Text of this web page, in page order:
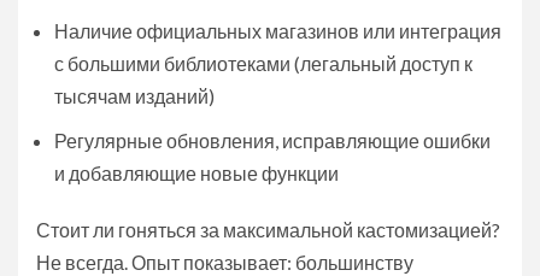
Наличие официальных магазинов или интеграция
с большими библиотеками (легальный доступ к
тысячам изданий)
Регулярные обновления, исправляющие ошибки
и добавляющие новые функции
Стоит ли гоняться за максимальной кастомизацией?
Не всегда. Опыт показывает: большинству